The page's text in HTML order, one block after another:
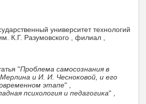
университет технологий
К.Г. Разумовского , филиал ,
"Проблема самосознания в
и И. И. Чесноковой, и его
этапе" ,
психология и педагогика" ,